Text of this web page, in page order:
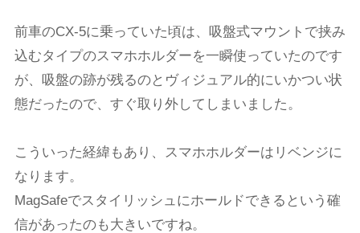
前車のCX-5に乗っていた頃は、吸盤式マウントで挟み
込むタイプのスマホホルダーを一瞬使っていたのです
が、吸盤の跡が残るのとヴィジュアル的にいかつい状
態だったので、すぐ取り外してしまいました。
こういった経緯もあり、スマホホルダーはリベンジに
なります。
MagSafeでスタイリッシュにホールドできるという確
信があったのも大きいですね。